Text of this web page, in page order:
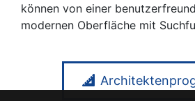
können von einer
modernen Oberfläche mit